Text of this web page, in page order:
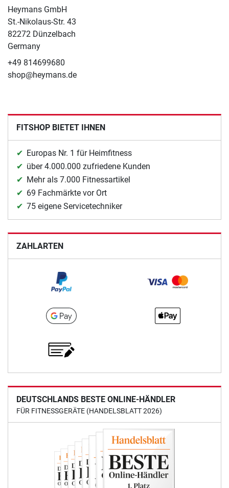
Heymans GmbH
St.-Nikolaus-Str. 43
82272 Dünzelbach
Germany
+49 814699680
shop@heymans.de
FITSHOP BIETET IHNEN
Europas Nr. 1 für Heimfitness
über 4.000.000 zufriedene Kunden
Mehr als 7.000 Fitnessartikel
69 Fachmärkte vor Ort
75 eigene Servicetechniker
ZAHLARTEN
DEUTSCHLANDS BESTE ONLINE-HÄNDLER
FÜR FITNESSGERÄTE (HANDELSBLATT 2026)